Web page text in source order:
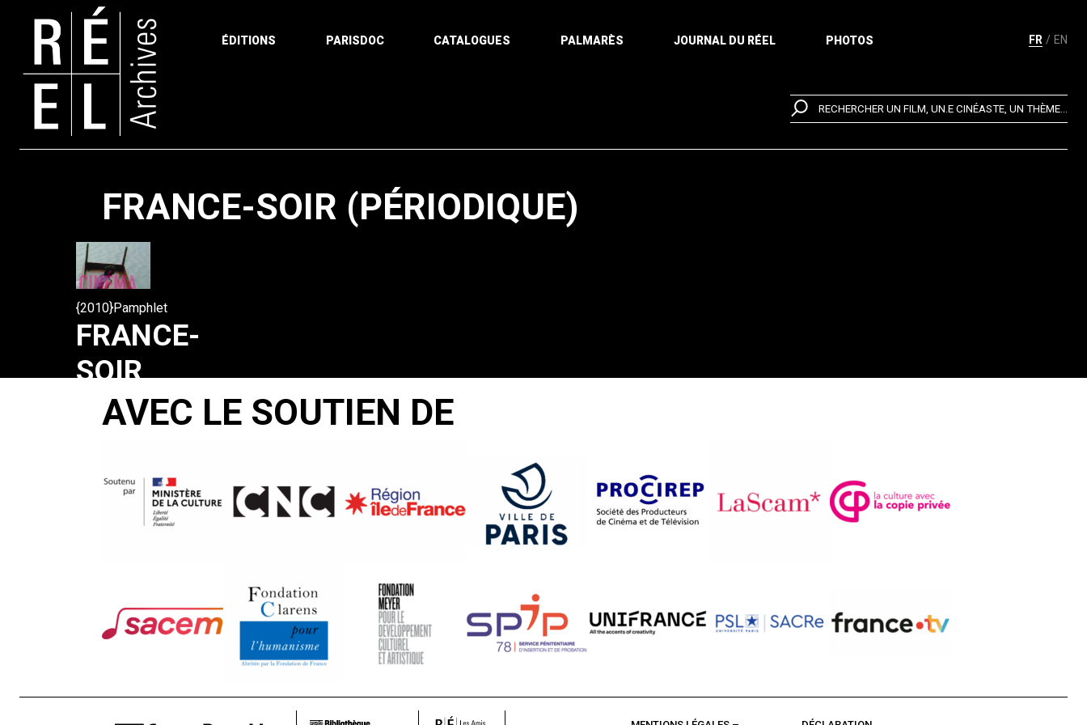
FR EN
ÉDITIONS PARISDOC CATALOGUES PALMARÈS JOURNAL DU RÉEL PHOTOS
RECHERCHER UN FILM, UN.E CINÉASTE, UN THÈME...
FRANCE-SOIR (PÉRIODIQUE)
{2010}Pamphlet
FRANCE-
SOIR
Guy Fihman
AVEC LE SOUTIEN DE